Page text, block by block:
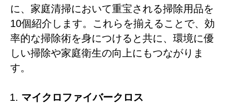
に、家庭清掃において重宝される掃除用品を
10個紹介します。これらを揃えることで、効
率的な掃除術を身につけると共に、環境に優
しい掃除や家庭衛生の向上にもつながりま
す。
マイクロファイバークロス